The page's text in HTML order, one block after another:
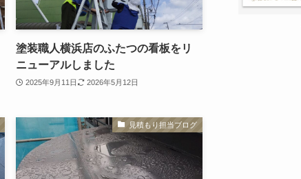
塗装職人横浜店のふたつの看板をリ
ニューアルしました
2025年9月11日 2026年5月12日
見積もり担当ブログ